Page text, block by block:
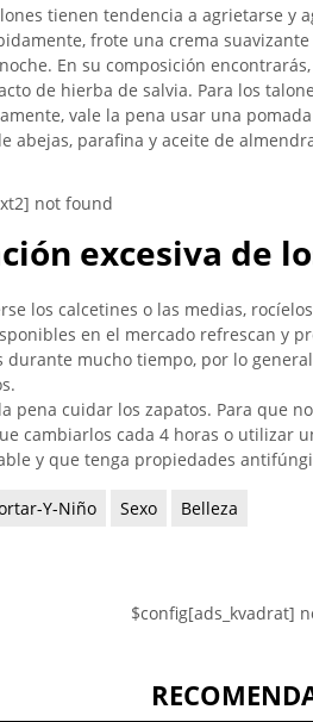
tienen tendencia a agrietarse y
frote una crema
En su composición
de hierba de salvia. Para los
vale la pena usar una
abejas, parafina y aceite de
not found
excesiva de
los calcetines o las medias,
en el mercado refrescan y
durante mucho tiempo, por lo
pena cuidar los zapatos. Para que
cambiarlos cada 4 horas o utilizar
y que tenga propiedades
Y-Niño Sexo Belleza
$config[ads_kvadrat]